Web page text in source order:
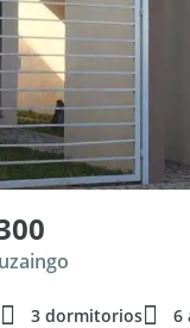
3 dormitorios 6